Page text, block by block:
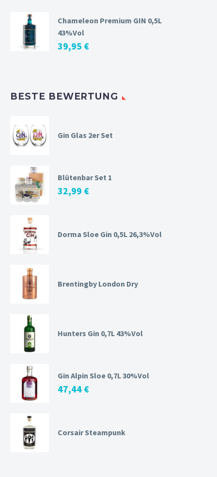
Chameleon Premium GIN 0,5L
43%Vol
39,95 €
BESTE BEWERTUNG
Gin Glas 2er Set
Blütenbar Set 1
32,99 €
Dorma Sloe Gin 0,5L 26,3%Vol
Brentingby London Dry
Hunters Gin 0,7L 43%Vol
Gin Alpin Sloe 0,7L 30%Vol
47,44 €
Corsair Steampunk